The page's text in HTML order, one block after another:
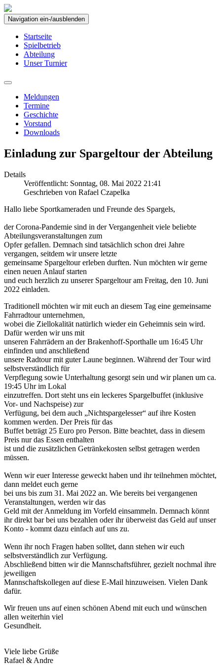
Navigation ein-/ausblenden
Startseite
Spielbetrieb
Abteilung
Unser Turnier
Meldungen
Termine
Geschichte
Vorstand
Downloads
Einladung zur Spargeltour der Abteilung
Details
Veröffentlicht: Sonntag, 08. Mai 2022 21:41
Geschrieben von Rafael Czapelka
Hallo liebe Sportkameraden und Freunde des Spargels,
der Corona-Pandemie sind in der Vergangenheit viele beliebte
Abteilungsveranstaltungen zum
Opfer gefallen. Demnach sind tatsächlich schon drei Jahre
vergangen, seitdem wir unsere letzte
gemeinsame Spargeltour erleben durften. Nun möchten wir gerne
einen neuen Anlauf starten
und euch herzlich zu unserer Spargeltour am Freitag, den 10. Juni
2022 einladen.
Traditionell möchten wir mit euch an diesem Tag eine gemeinsame
Fahrradtour unternehmen,
wobei die Ziellokalität natürlich wieder ein Geheimnis sein wird.
Dafür werden wir uns mit
unseren Fahrrädern an der Brakenhoff-Sporthalle um 16:45 Uhr
einfinden und anschließend
unsere Radtour mit guter Laune beginnen. Während der Tour wird
selbstverständlich für
Verpflegung sowie Unterhaltung gesorgt sein und wir planen um ca.
19:45 Uhr im Lokal
einzutreffen. Dort steht uns ein leckeres Spargelbuffet (inklusive
Vor- und Nachspeise) zur
Verfügung, bei dem auch „Nichtspargelesser“ auf ihre Kosten
kommen werden. Der Preis für das
Buffet beträgt 25 Euro pro Person. Bitte beachtet, dass in diesem
Preis nur das Essen enthalten
ist und die zusätzlichen Getränkekosten selbst getragen werden
müssen.
Wenn wir euer Interesse geweckt haben und ihr teilnehmen möchtet,
dann meldet euch gerne
bei uns bis zum 31. Mai 2022 an. Wie bereits bei vergangenen
Veranstaltungen, werden wir das
Geld mit der Anmeldung im Vorfeld einsammeln. Demnach könnt
ihr direkt bar bei uns bezahlen oder ihr überweist das Geld auf unser
Konto - kommt dazu einfach auf uns zu.
Wenn ihr noch Fragen haben solltet, dann stehen wir euch
selbstverständlich zur Verfügung.
Abschließend bitten wir die Mannschaftsführer, gezielt nochmal ihre
jeweiligen
Mannschaftskollegen auf diese E-Mail hinzuweisen. Vielen Dank
dafür.
Wir freuen uns auf einen schönen Abend mit euch und wünschen
allen weiterhin viel
Gesundheit.
Viele liebe Grüße
Rafael & Andre